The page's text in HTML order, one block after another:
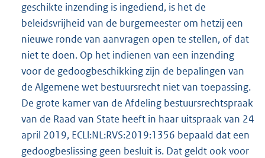
geschikte inzending is ingediend, is het de
beleidsvrijheid van de burgemeester om hetzij een
nieuwe ronde van aanvragen open te stellen, of dat
niet te doen. Op het indienen van een inzending
voor de gedoogbeschikking zijn de bepalingen van
de Algemene wet bestuursrecht niet van toepassing.
De grote kamer van de Afdeling bestuursrechtspraak
van de Raad van State heeft in haar uitspraak van 24
april 2019, ECLl:NL:RVS:2019:1356 bepaald dat een
gedoogbeslissing geen besluit is. Dat geldt ook voor